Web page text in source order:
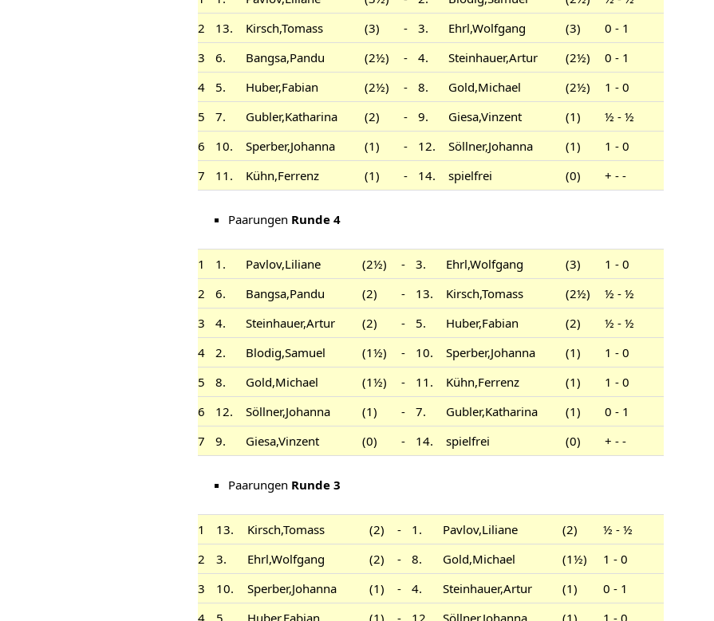
2
13. Kirsch,Tomass (3) - 3. Ehrl,Wolfgang (3)
0 - 1
3
6. Bangsa,Pandu (2½) - 4. Steinhauer,Artur (2½)
0 - 1
4
5. Huber,Fabian (2½) - 8. Gold,Michael (2½)
1 - 0
5
7. Gubler,Katharina (2) - 9. Giesa,Vinzent (1)
½ - ½
6
10. Sperber,Johanna (1) - 12. Söllner,Johanna (1)
1 - 0
7
11. Kühn,Ferrenz (1) - 14. spielfrei (0) + - -
Paarungen Runde 4
1 1. Pavlov,Liliane (2½) - 3. Ehrl,Wolfgang (3)
1 - 0
2
6. Bangsa,Pandu (2) - 13. Kirsch,Tomass (2½)
½ - ½
3
4. Steinhauer,Artur (2) - 5. Huber,Fabian (2)
½ - ½
4
2. Blodig,Samuel (1½) - 10. Sperber,Johanna (1)
1 - 0
5
8. Gold,Michael (1½) - 11. Kühn,Ferrenz (1)
1 - 0
6
12. Söllner,Johanna (1) - 7. Gubler,Katharina (1)
0 - 1
7
9. Giesa,Vinzent (0) - 14. spielfrei (0) + - -
Paarungen Runde 3
1 13. Kirsch,Tomass (2) - 1. Pavlov,Liliane (2)
½ - ½
2
3. Ehrl,Wolfgang (2) - 8. Gold,Michael (1½)
1 - 0
3
10. Sperber,Johanna (1) - 4. Steinhauer,Artur (1)
0 - 1
4
5. Huber,Fabian (1) - 12. Söllner,Johanna (1) 1 - 0